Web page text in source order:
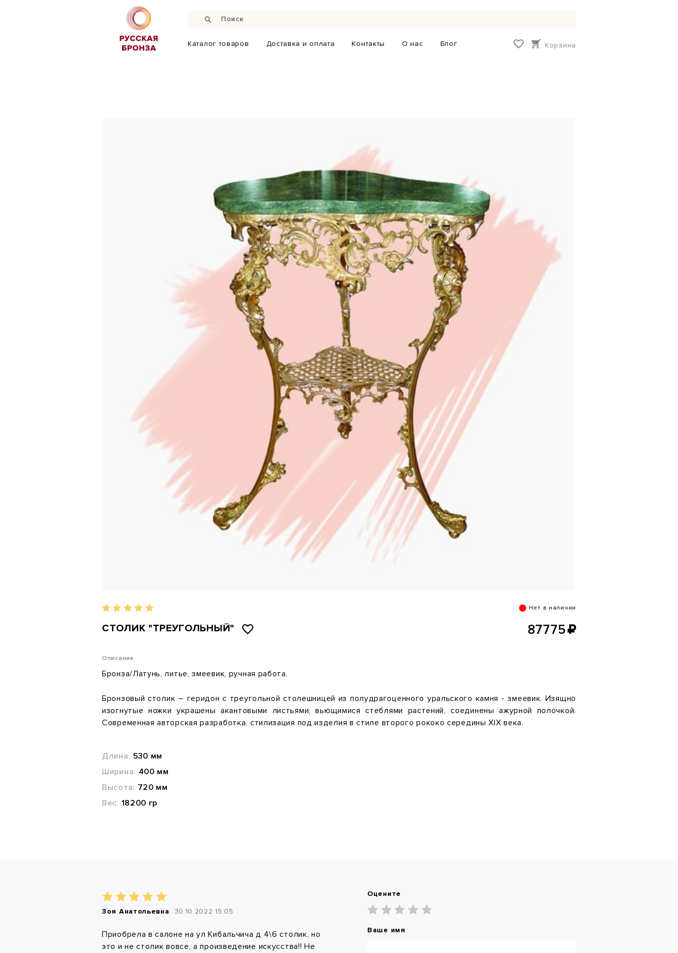
Каталог товаров Доставка и оплата Контакты О нас Блог Корзина
Нет в наличии
СТОЛИК "ТРЕУГОЛЬНЫЙ" 87775
Описание
Бронза/Латунь, литье, змеевик, ручная работа.
Бронзовый столик – геридон с треугольной столешницей из полудрагоценного уральского камня - змеевик. Изящно
изогнутые ножки украшены акантовыми листьями, вьющимися стеблями растений, соединены ажурной полочкой.
Современная авторская разработка, стилизация под изделия в стиле второго рококо середины ХIХ века.
Длина: 530 мм
Ширина: 400 мм
Высота: 720 мм
Вес: 18200 гр
Зоя Анатольевна 30.10.2022 15:05
Приобрела в салоне на ул Кибальчича д 4\6 столик, но
это и не столик вовсе, а произведение искусства!! Не
Оцените
Ваше имя